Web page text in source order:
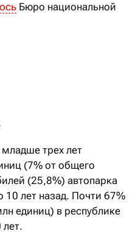
Бюро национальной
трех лет
(7% от общего
(25,8%) автопарка
10 лет назад. Почти 67%
единиц) в республике